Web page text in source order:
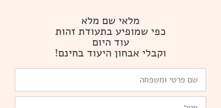
מלאי שם מלא
כפי שמופיע בתעודת זהות
עוד היום
וקבלי אבחון היעוד בחינם!
פרטי
ומשפחה